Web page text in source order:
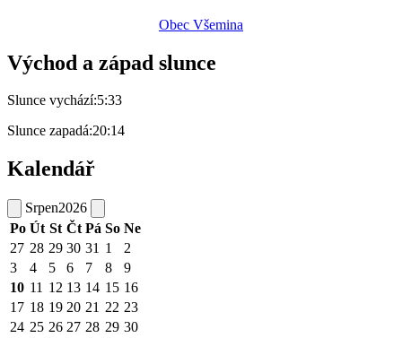
Obec Všemina
Východ a západ slunce
Slunce vychází:5:33
Slunce zapadá:20:14
Kalendář
Srpen2026
Po Út St Čt Pá So Ne
27 28 29 30 31 1
2
3
4 5 6 7 8
9
10 11 12 13 14 15 16
17 18 19 20 21 22 23
24 25 26 27 28 29 30